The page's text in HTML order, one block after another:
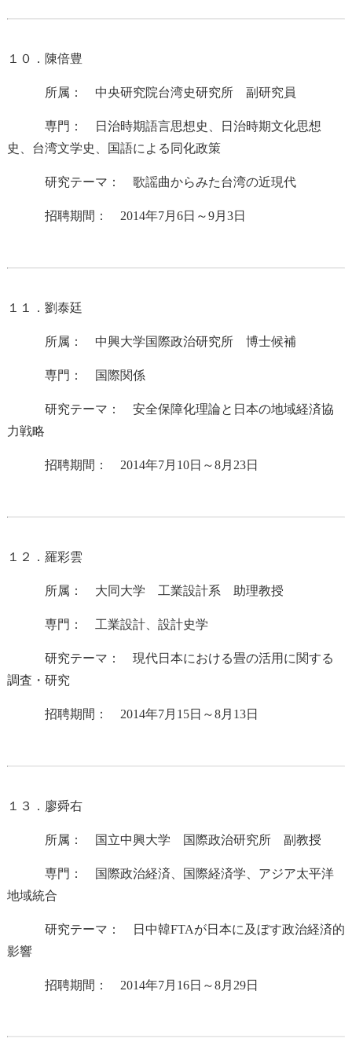
１０．陳倍豊
所属： 中央研究院台湾史研究所 副研究員
専門： 日治時期語言思想史、日治時期文化思想
史、台湾文学史、国語による同化政策
研究テーマ： 歌謡曲からみた台湾の近現代
招聘期間： 2014年7月6日～9月3日
１１．劉泰廷
所属： 中興大学国際政治研究所 博士候補
専門： 国際関係
研究テーマ： 安全保障化理論と日本の地域経済協
力戦略
招聘期間： 2014年7月10日～8月23日
１２．羅彩雲
所属： 大同大学 工業設計系 助理教授
専門： 工業設計、設計史学
研究テーマ： 現代日本における畳の活用に関する
調査・研究
招聘期間： 2014年7月15日～8月13日
１３．廖舜右
所属： 国立中興大学 国際政治研究所 副教授
専門： 国際政治経済、国際経済学、アジア太平洋
地域統合
研究テーマ： 日中韓FTAが日本に及ぼす政治経済的
影響
招聘期間： 2014年7月16日～8月29日